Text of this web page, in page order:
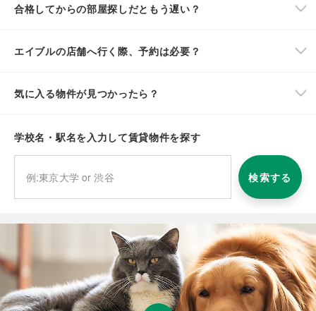
合格してからの部屋探しだともう遅い？
エイブルの店舗へ行く際、予約は必要？
気に入る物件が見つかったら？
学校名・駅名を入力して賃貸物件を探す
検索する